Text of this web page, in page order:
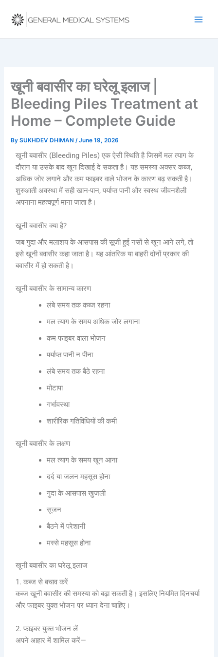
content
खूनी बवासीर का घरेलू इलाज |
Bleeding Piles Treatment at
Home – Complete Guide
BySUKHDEV DHIMAN/June 19, 2026
खूनी बवासीर (Bleeding Piles) एक ऐसी स्थिति है जिसमें मल त्याग के
दौरान या उसके बाद खून दिखाई दे सकता है। यह समस्या अक्सर कब्ज,
अधिक जोर लगाने और कम फाइबर वाले भोजन के कारण बढ़ सकती है।
शुरुआती अवस्था में सही खान-पान, पर्याप्त पानी और स्वस्थ जीवनशैली
अपनाना महत्वपूर्ण माना जाता है।
खूनी बवासीर क्या है?
जब गुदा और मलाशय के आसपास की सूजी हुई नसों से खून आने लगे, तो
इसे खूनी बवासीर कहा जाता है। यह आंतरिक या बाहरी दोनों प्रकार की
बवासीर में हो सकती है।
खूनी बवासीर के सामान्य कारण
लंबे समय तक कब्ज रहना
मल त्याग के समय अधिक जोर लगाना
कम फाइबर वाला भोजन
पर्याप्त पानी न पीना
लंबे समय तक बैठे रहना
मोटापा
गर्भावस्था
शारीरिक गतिविधियों की कमी
खूनी बवासीर के लक्षण
मल त्याग के समय खून आना
दर्द या जलन महसूस होना
गुदा के आसपास खुजली
सूजन
बैठने में परेशानी
मस्से महसूस होना
खूनी बवासीर का घरेलू इलाज
1. कब्ज से बचाव करें
कब्ज खूनी बवासीर की समस्या को बढ़ा सकती है। इसलिए नियमित दिनचर्या
और फाइबर युक्त भोजन पर ध्यान देना चाहिए।
2. फाइबर युक्त भोजन लें
अपने आहार में शामिल करें—